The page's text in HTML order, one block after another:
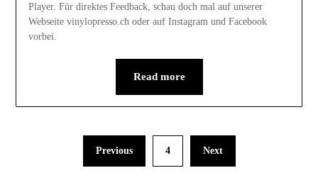
Player. Für direktes Feedback, schau doch mal auf unserer
Webseite vinylopresso.ch oder auf Instagram und Facebook
vorbei.
Read more
Previous 4 Next